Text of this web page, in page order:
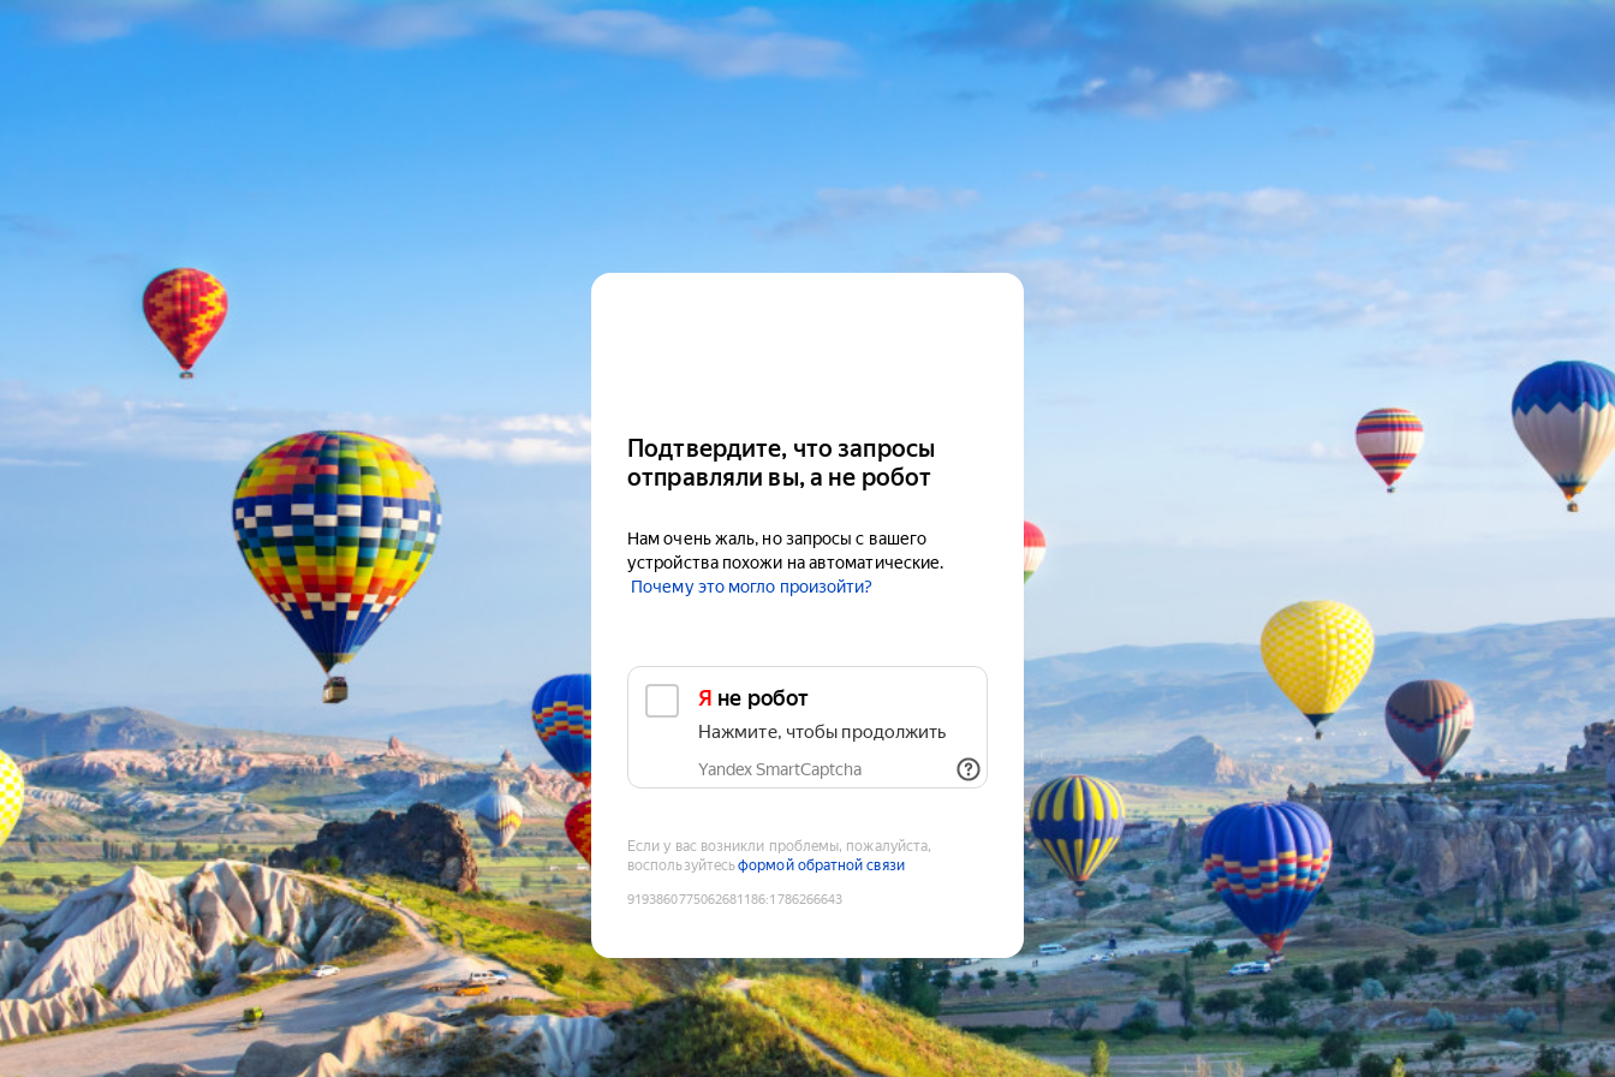
Подтвердите, что запросы
отправляли вы, а не робот
Нам очень жаль, но запросы с вашего
устройства похожи на автоматические.
Почему это могло произойти?
Я не робот
Нажмите, чтобы продолжить
Yandex SmartCaptcha
Если у вас возникли проблемы, пожалуйста,
воспользуйтесьформой обратной связи
9193860775062681186:1786266643